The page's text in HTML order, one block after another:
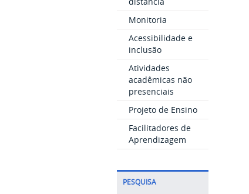
Monitoria
Acessibilidade e
inclusão
Atividades
acadêmicas não
presenciais
Projeto de Ensino
Facilitadores de
Aprendizagem
PESQUISA